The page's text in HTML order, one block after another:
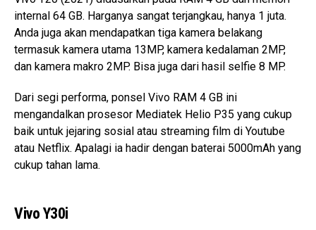
internal 64 GB. Harganya sangat terjangkau, hanya 1 juta.
Anda juga akan mendapatkan tiga kamera belakang
termasuk kamera utama 13MP, kamera kedalaman 2MP,
dan kamera makro 2MP. Bisa juga dari hasil selfie 8 MP.
Dari segi performa, ponsel Vivo RAM 4 GB ini
mengandalkan prosesor Mediatek Helio P35 yang cukup
baik untuk jejaring sosial atau streaming film di Youtube
atau Netflix. Apalagi ia hadir dengan baterai 5000mAh yang
cukup tahan lama.
Vivo Y30i